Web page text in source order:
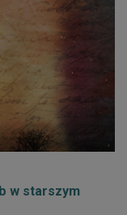
w starszym